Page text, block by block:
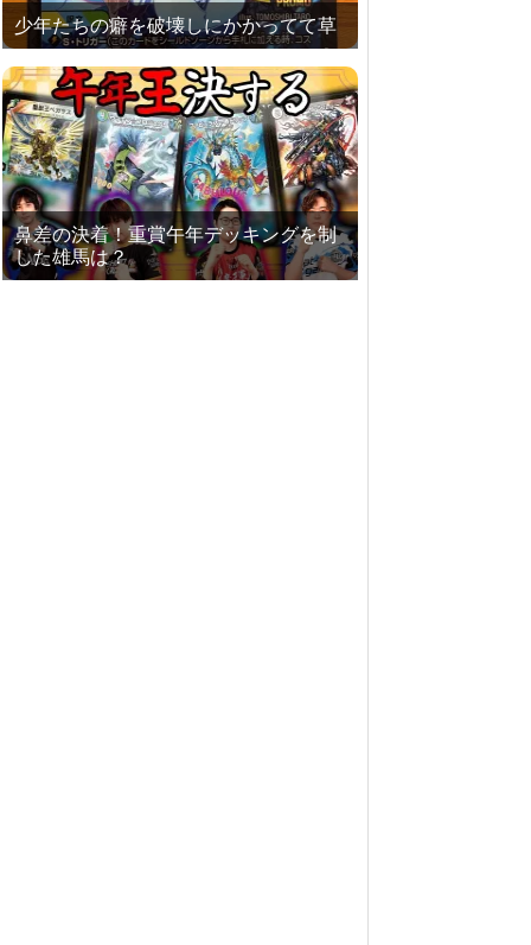
少年たちの癖を破壊しにかかってて草
鼻差の決着！重賞午年デッキングを制
した雄馬は？